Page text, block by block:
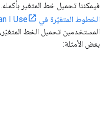
فيمكننا تحميل خط المتغير
الخطوط المتغيّرة في Can I Use
المستخدمين تحميل الخط
بعض الأمثلة: